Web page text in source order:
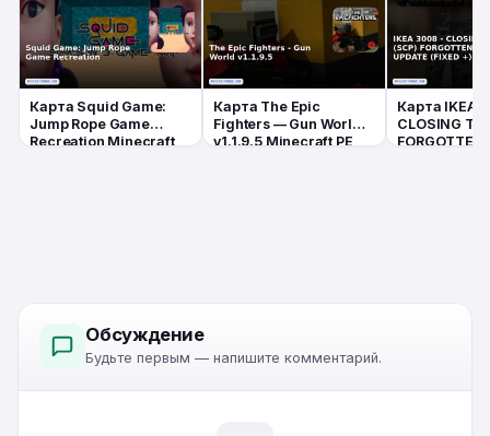
Карта Squid Game:
Jump Rope Game
Recreation Minecraft
Карта The Epic
Fighters — Gun World
v1.1.9.5 Minecraft PE
Карта IKEA
CLOSING
FORGOTTEN
Обсуждение
Будьте первым — напишите комментарий.